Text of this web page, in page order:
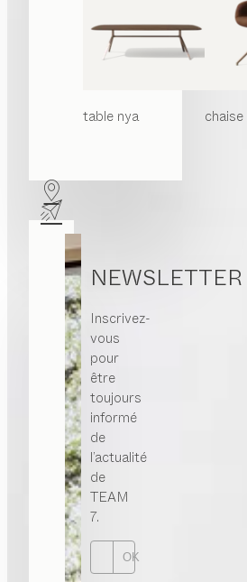
table nya chaise
NEWSLETTER
Inscrivez-
vous
pour
être
toujours
informé
de
l’actualité
de
TEAM
7.
OK